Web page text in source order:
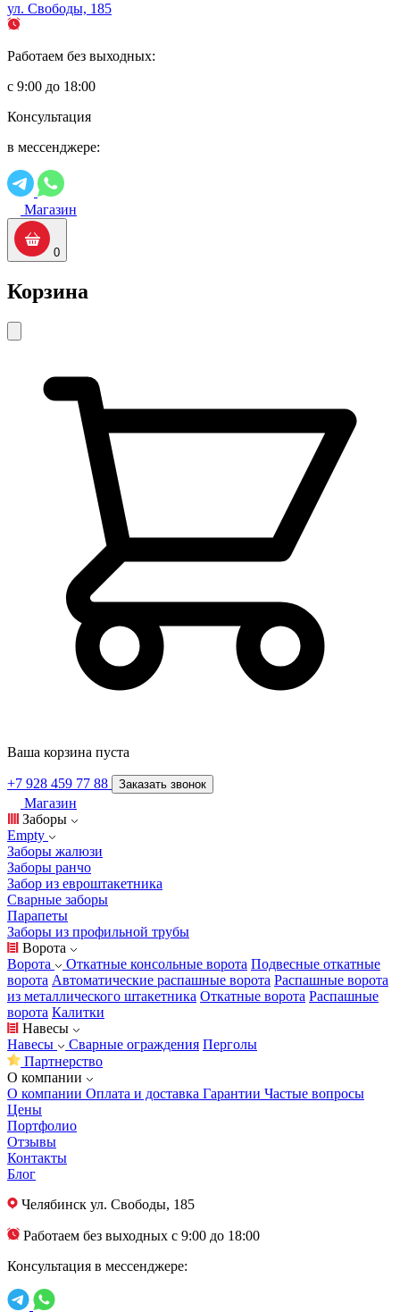
ул. Свободы, 185
Работаем без выходных:
с 9:00 до 18:00
Консультация
в мессенджере:
Магазин
0
Корзина
Ваша корзина пуста
+7 928 459 77 88 Заказать звонок
Магазин
Заборы
Empty
Заборы жалюзи
Заборы ранчо
Забор из евроштакетника
Сварные заборы
Парапеты
Заборы из профильной трубы
Ворота
Ворота
Откатные консольные ворота Подвесные откатные
ворота Автоматические распашные ворота Распашные ворота
из металлического штакетника Откатные ворота Распашные
ворота Калитки
Навесы
Навесы
Сварные ограждения Перголы
Партнерство
О компании
О компании Оплата и доставка Гарантии Частые вопросы
Цены
Портфолио
Отзывы
Контакты
Блог
Челябинск ул. Свободы, 185
Работаем без выходных с 9:00 до 18:00
Консультация в мессенджере: